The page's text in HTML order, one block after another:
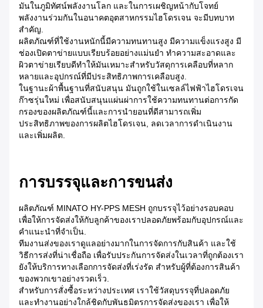
มันในภูมิทัศน์พลังงานโลก และในการเผชิญหน้ากับโจทย์
พลังงานร่วมกันในอนาคตอุตสาหกรรมไฮโดรเจน จะมีบทบาท
สําคัญ.
ผลิตภัณฑ์ที่ใช้งานหนักนี้มีความทนทานสูง มีความแข็งแรงสูง มี
ช่องเปิดตาข่ายแบบเรียบร้อยอย่างแม่นยํา ทําความสะอาดและ
ผิวตาข่ายเรียบดีทําให้มันเหมาะสําหรับวัสดุการเคลือบที่หลาก
หลายและอุปกรณ์ที่มีประสิทธิภาพการเคลือบสูง.
ในฐานะผ้าพื้นฐานที่สนับสนุน มันถูกใช้ในเซลล์ไฟฟ้าไฮโดรเจน
ก๊าซรุ่นใหม่ เพื่อสนับสนุนแผ่นผ่าการใช้ความทนทานต่อการกัด
กรองของผลิตภัณฑ์นี้และการนํายอนที่ดีสามารถเพิ่ม
ประสิทธิภาพของการผลิตไฮโดรเจน, ลดเวลาการดําเนินงาน
และเพิ่มผลิต.
การบรรจุและการขนส่ง
ผลิตภัณฑ์ MINATO HY-PPS MESH ถูกบรรจุไว้อย่างรอบคอบ
เพื่อให้การจัดส่งให้กับลูกค้าของเราปลอดภัยพร้อมกับอุปกรณ์และ
คําแนะนําที่จําเป็น.
ทีมงานส่งของเราดูแลอย่างมากในการจัดการกับสินค้า และใช้
วิธีการส่งที่น่าเชื่อถือ เพื่อรับประกันการจัดส่งในเวลาที่ถูกต้องเรา
ยังให้บริการทางเลือกการจัดส่งที่เร่งรัด สําหรับผู้ที่ต้องการสินค้า
ของพวกเขาอย่างรวดเร็ว.
สําหรับการสั่งซื้อระหว่างประเทศ เราใช้วัสดุบรรจุที่ปลอดภัย
และทํางานอย่างใกล้ชิดกับพันธมิตรการจัดส่งของเรา เพื่อให้